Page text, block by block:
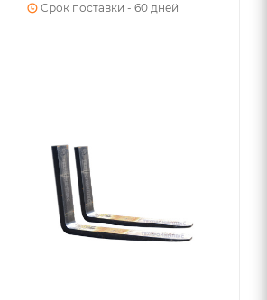
Срок поставки - 60 дней